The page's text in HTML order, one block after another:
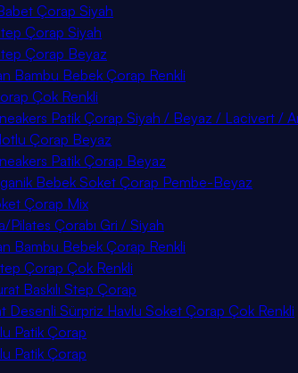
Çorap Siyah
Çorap Siyah
Çorap Beyaz
Bambu Bebek Çorap Renkli
Çok Renkli
Patik Çorap Siyah / Beyaz / Lacivert /
Çorap Beyaz
Patik Çorap Beyaz
Bebek Soket Çorap Pembe-Beyaz
Çorap Mix
Pilates Çorabı Gri / Siyah
Bambu Bebek Çorap Renkli
Çorap Çok Renkli
Baskılı Step Çorap
Desenli Sürpriz Havlu Soket Çorap Çok Renkli
Patik Çorap
Patik Çorap